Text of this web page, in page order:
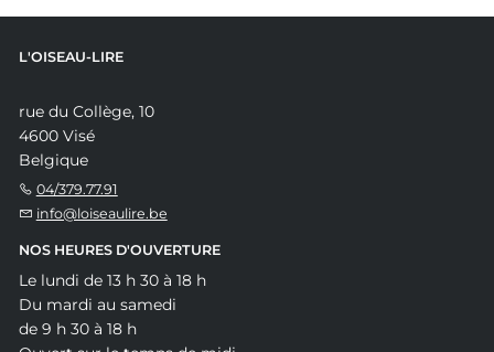
L'OISEAU-LIRE
rue du Collège, 10
4600 Visé
Belgique
04/379.77.91
info@loiseaulire.be
NOS HEURES D'OUVERTURE
Le lundi de 13 h 30 à 18 h
Du mardi au samedi
de 9 h 30 à 18 h